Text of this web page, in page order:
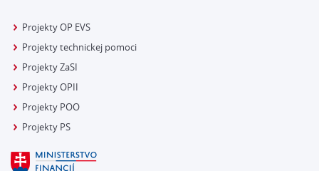
Projekty OP EVS
Projekty technickej pomoci
Projekty ZaSI
Projekty OPII
Projekty POO
Projekty PS